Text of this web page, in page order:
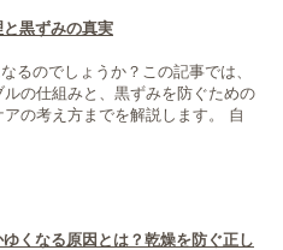
黒ずみの真実
るのでしょうか？この記事では、
の仕組みと、黒ずみを防ぐための
の考え方までを解説します。 自
くなる原因とは？乾燥を防ぐ正し